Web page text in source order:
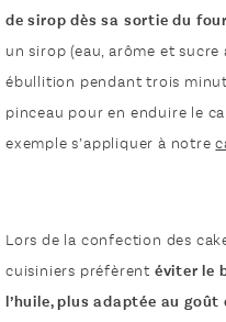
de sirop dès sa sortie du four
un sirop (eau, arôme et sucre
ébullition pendant trois
pinceau pour en enduire le
exemple s’appliquer à notre
Lors de la confection des
cuisiniers préfèrent éviter le
l’huile, plus adaptée au goût